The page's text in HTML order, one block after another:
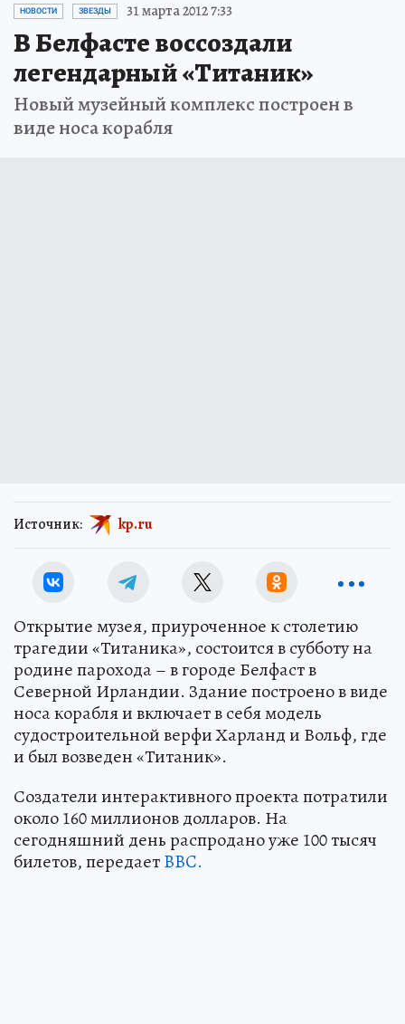
НОВОСТИ ЗВЕЗДЫ 31 марта 2012 7:33
В Белфасте воссоздали
легендарный «Титаник»
Новый музейный комплекс построен в
виде носа корабля
Источник: kp.ru
Открытие музея, приуроченное к столетию
трагедии «Титаника», состоится в субботу на
родине парохода – в городе Белфаст в
Северной Ирландии. Здание построено в виде
носа корабля и включает в себя модель
судостроительной верфи Харланд и Вольф, где
и был возведен «Титаник».
Создатели интерактивного проекта потратили
около 160 миллионов долларов. На
сегодняшний день распродано уже 100 тысяч
билетов, передаетBBC.